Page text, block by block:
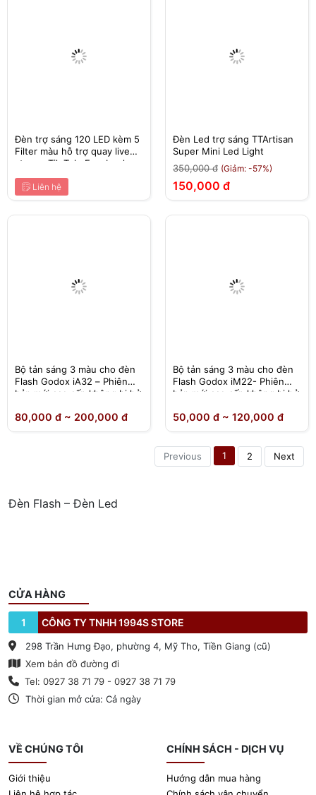
Đèn trợ sáng 120 LED kèm 5
Filter màu hỗ trợ quay live
stream Tik Tok, Facebook,
quay chụp sản phẩm, bán
hàng online
Liên hệ
Đèn Led trợ sáng TTArtisan
Super Mini Led Light
350,000 đ (Giảm: -57%)
150,000 đ
Bộ tản sáng 3 màu cho đèn
Flash Godox iA32 – Phiên
bản mới cao cấp không bị hở
80,000 đ ~ 200,000 đ
Bộ tản sáng 3 màu cho đèn
Flash Godox iM22- Phiên
bản mới cao cấp không bị hở
50,000 đ ~ 120,000 đ
Previous 1 2 Next
Đèn Flash – Đèn Led
CỬA HÀNG
1 CÔNG TY TNHH 1994S STORE
298 Trần Hưng Đạo, phường 4, Mỹ Tho, Tiền Giang (cũ)
Xem bản đồ đường đi
Tel: 0927 38 71 79 - 0927 38 71 79
Thời gian mở cửa: Cả ngày
VỀ CHÚNG TÔI
Giới thiệu
CHÍNH SÁCH - DỊCH VỤ
Hướng dẫn mua hàng